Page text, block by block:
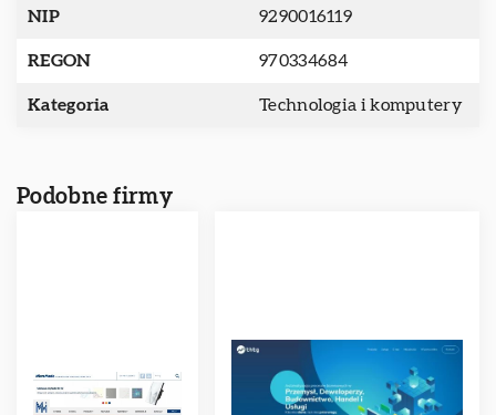
NIP 9290016119
REGON 970334684
Kategoria Technologia i komputery
Podobne firmy